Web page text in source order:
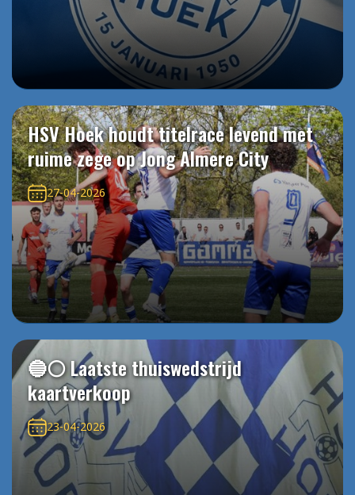
HSV Hoek houdt titelrace levend met
ruime zege op Jong Almere City
27-04-2026
🔵⚪️ Laatste thuiswedstrijd
kaartverkoop
23-04-2026